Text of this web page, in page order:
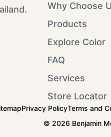
Why Choose
Products
Explore Color
FAQ
Services
Store Locator
Privacy PolicyTerms and
© 2026 Benjamin